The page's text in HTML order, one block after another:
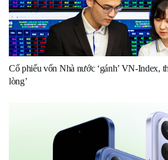
Cổ phiếu vốn Nhà nước ‘gánh’ VN-Index,
lòng’